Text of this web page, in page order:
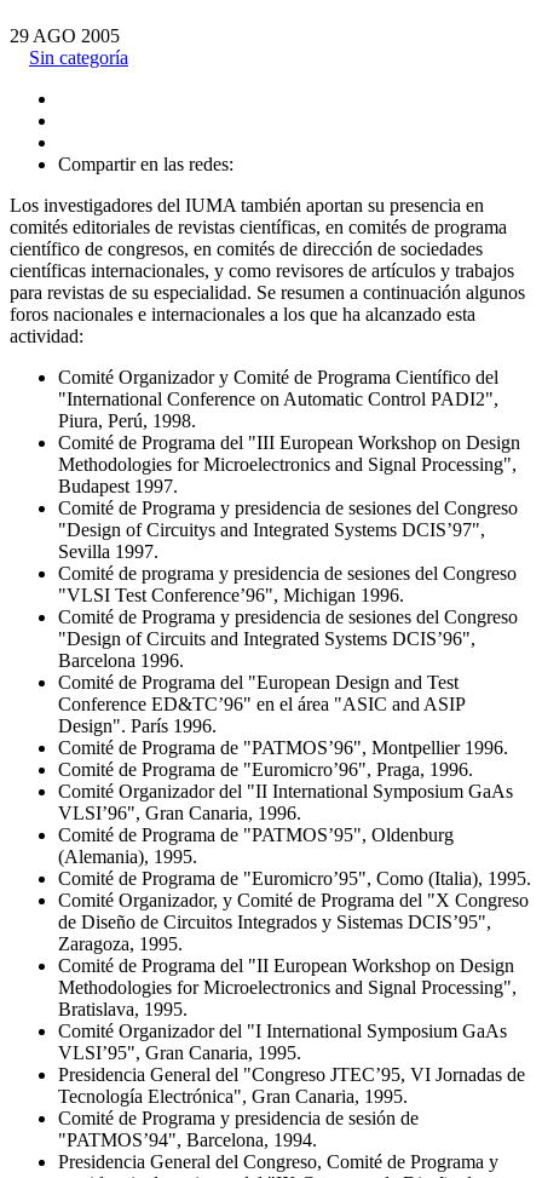
29 AGO 2005
Sin categoría
Compartir en las redes:
Los investigadores del IUMA también aportan su presencia en
comités editoriales de revistas científicas, en comités de programa
científico de congresos, en comités de dirección de sociedades
científicas internacionales, y como revisores de artículos y trabajos
para revistas de su especialidad. Se resumen a continuación algunos
foros nacionales e internacionales a los que ha alcanzado esta
actividad:
Comité Organizador y Comité de Programa Científico del
"International Conference on Automatic Control PADI2",
Piura, Perú, 1998.
Comité de Programa del "III European Workshop on Design
Methodologies for Microelectronics and Signal Processing",
Budapest 1997.
Comité de Programa y presidencia de sesiones del Congreso
"Design of Circuitys and Integrated Systems DCIS’97",
Sevilla 1997.
Comité de programa y presidencia de sesiones del Congreso
"VLSI Test Conference’96", Michigan 1996.
Comité de Programa y presidencia de sesiones del Congreso
"Design of Circuits and Integrated Systems DCIS’96",
Barcelona 1996.
Comité de Programa del "European Design and Test
Conference ED&TC’96" en el área "ASIC and ASIP
Design". París 1996.
Comité de Programa de "PATMOS’96", Montpellier 1996.
Comité de Programa de "Euromicro’96", Praga, 1996.
Comité Organizador del "II International Symposium GaAs
VLSI’96", Gran Canaria, 1996.
Comité de Programa de "PATMOS’95", Oldenburg
(Alemania), 1995.
Comité de Programa de "Euromicro’95", Como (Italia), 1995.
Comité Organizador, y Comité de Programa del "X Congreso
de Diseño de Circuitos Integrados y Sistemas DCIS’95",
Zaragoza, 1995.
Comité de Programa del "II European Workshop on Design
Methodologies for Microelectronics and Signal Processing",
Bratislava, 1995.
Comité Organizador del "I International Symposium GaAs
VLSI’95", Gran Canaria, 1995.
Presidencia General del "Congreso JTEC’95, VI Jornadas de
Tecnología Electrónica", Gran Canaria, 1995.
Comité de Programa y presidencia de sesión de
"PATMOS’94", Barcelona, 1994.
Presidencia General del Congreso, Comité de Programa y